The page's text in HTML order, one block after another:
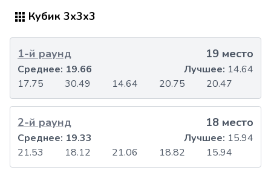
Кубик 3x3x3
1-й раунд 19 место
17.75 30.49 14.64 20.75 20.47
Среднее: 19.66 Лучшее: 14.64
2-й раунд 18 место
21.53 18.12 21.06 18.82 15.94
Среднее: 19.33 Лучшее: 15.94